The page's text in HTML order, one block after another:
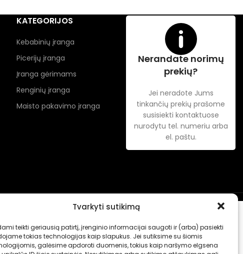
Tvarkyti sutikimą
teikti geriausią patirtį, įrenginio informacijai saugoti ir (arba) pasiekti
tokias technologijas kaip slapukus. Jei sutiksime su šiomis
galėsime apdoroti duomenis, tokius kaip naršymo elgsena
KATEGORIJOS
Kebabinių įranga
Picerijų įranga
Įranga gėrimams
Renginių įranga
Maisto pakavimo įranga
Nerandate norimų
prekių?
Jei neradote Jums
tinkančių prekių prašome
susisiekti kontaktuose
nurodytu tel. numeriu arba
el. paštu.